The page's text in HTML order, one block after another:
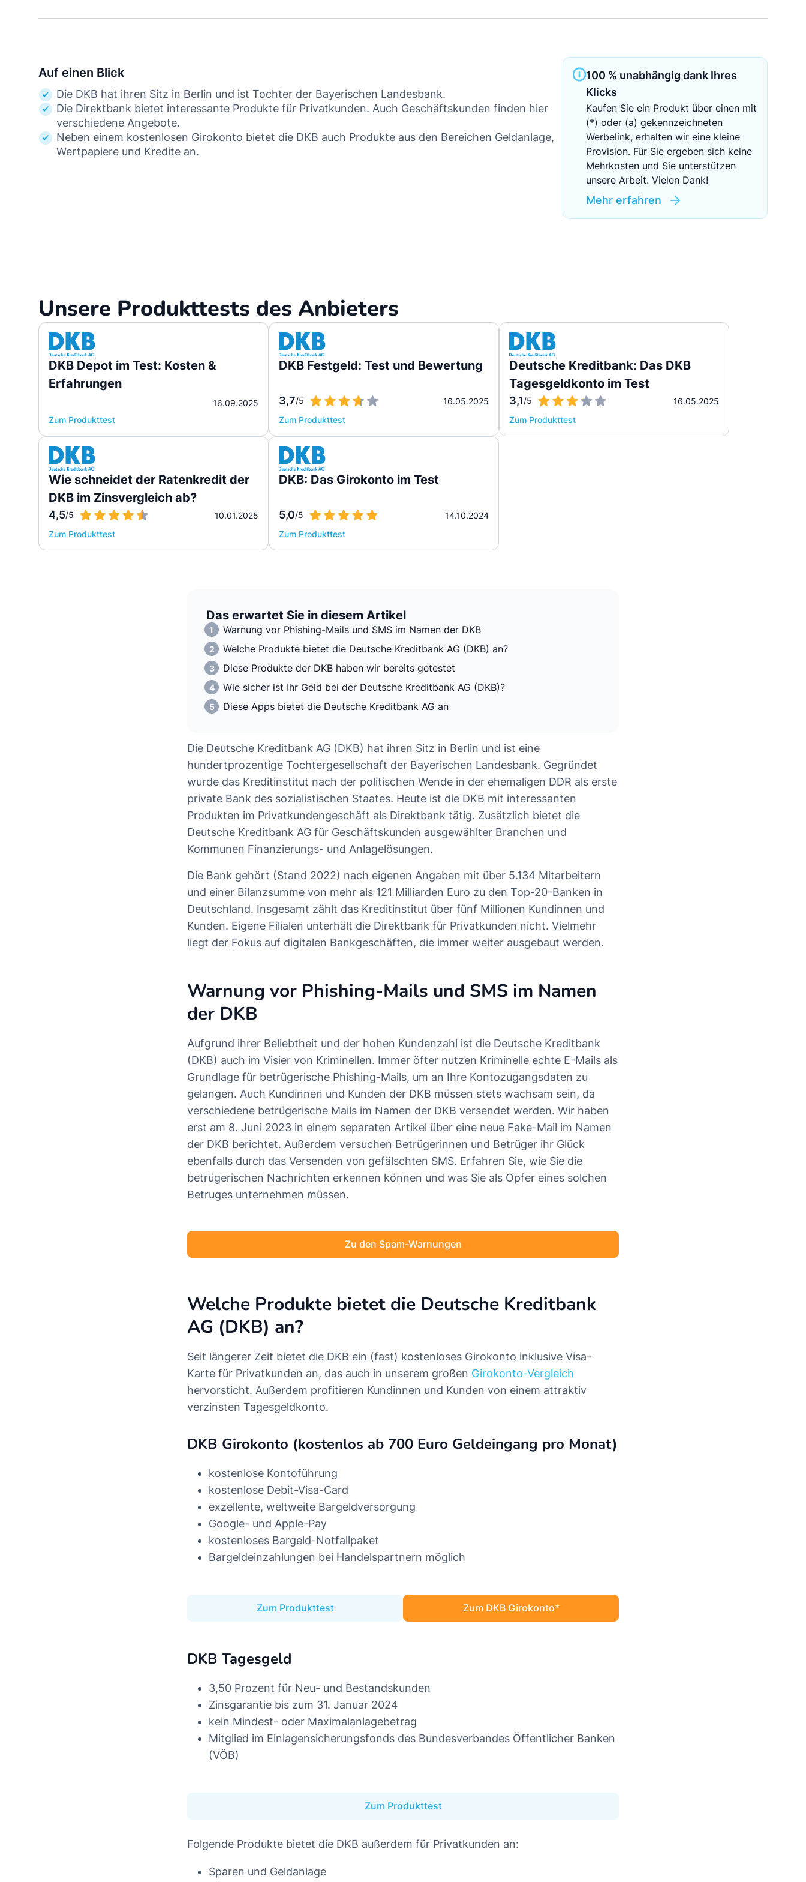
Sichere Geldanlagen
EZB-Leitzins
Auf einen Blick
Die DKB hat ihren Sitz in Berlin und ist Tochter der Bayerischen Landesbank.
Die Direktbank bietet interessante Produkte für Privatkunden. Auch Geschäftskunden finden hier
verschiedene Angebote.
Neben einem kostenlosen Girokonto bietet die DKB auch Produkte aus den Bereichen Geldanlage,
Wertpapiere und Kredite an.
100 % unabhängig dank Ihres
Klicks
Kaufen Sie ein Produkt über einen mit
(*) oder (a) gekennzeichneten
Werbelink, erhalten wir eine kleine
Provision. Für Sie ergeben sich keine
Mehrkosten und Sie unterstützen
unsere Arbeit. Vielen Dank!
Mehr erfahren
Unsere Produkttests des Anbieters
DKB Depot im Test: Kosten &
Erfahrungen
16.09.2025
Zum Produkttest
DKB Festgeld: Test und Bewertung
3,7/5
16.05.2025
Zum Produkttest
Deutsche Kreditbank: Das DKB
Tagesgeldkonto im Test
3,1/5
16.05.2025
Zum Produkttest
Wie schneidet der Ratenkredit der
DKB im Zinsvergleich ab?
4,5/5
10.01.2025
Zum Produkttest
DKB: Das Girokonto im Test
5,0/5
14.10.2024
Zum Produkttest
Das erwartet Sie in diesem Artikel
Warnung vor Phishing-Mails und SMS im Namen der DKB
Welche Produkte bietet die Deutsche Kreditbank AG (DKB) an?
Diese Produkte der DKB haben wir bereits getestet
Wie sicher ist Ihr Geld bei der Deutsche Kreditbank AG (DKB)?
Diese Apps bietet die Deutsche Kreditbank AG an
Die Deutsche Kreditbank AG (DKB) hat ihren Sitz in Berlin und ist eine
hundertprozentige Tochtergesellschaft der Bayerischen Landesbank. Gegründet
wurde das Kreditinstitut nach der politischen Wende in der ehemaligen DDR als erste
private Bank des sozialistischen Staates. Heute ist die DKB mit interessanten
Produkten im Privatkundengeschäft als Direktbank tätig. Zusätzlich bietet die
Deutsche Kreditbank AG für Geschäftskunden ausgewählter Branchen und
Kommunen Finanzierungs- und Anlagelösungen.
Die Bank gehört (Stand 2022) nach eigenen Angaben mit über 5.134 Mitarbeitern
und einer Bilanzsumme von mehr als 121 Milliarden Euro zu den Top-20-Banken in
Deutschland. Insgesamt zählt das Kreditinstitut über fünf Millionen Kundinnen und
Kunden. Eigene Filialen unterhält die Direktbank für Privatkunden nicht. Vielmehr
liegt der Fokus auf digitalen Bankgeschäften, die immer weiter ausgebaut werden.
Warnung vor Phishing-Mails und SMS im Namen
der DKB
Aufgrund ihrer Beliebtheit und der hohen Kundenzahl ist die Deutsche Kreditbank
(DKB) auch im Visier von Kriminellen. Immer öfter nutzen Kriminelle echte E-Mails als
Grundlage für betrügerische Phishing-Mails, um an Ihre Kontozugangsdaten zu
gelangen. Auch Kundinnen und Kunden der DKB müssen stets wachsam sein, da
verschiedene betrügerische Mails im Namen der DKB versendet werden. Wir haben
erst am 8. Juni 2023 in einem separaten Artikel über eine neue Fake-Mail im Namen
der DKB berichtet. Außerdem versuchen Betrügerinnen und Betrüger ihr Glück
ebenfalls durch das Versenden von gefälschten SMS. Erfahren Sie, wie Sie die
betrügerischen Nachrichten erkennen können und was Sie als Opfer eines solchen
Betruges unternehmen müssen.
Zu den Spam-Warnungen
Welche Produkte bietet die Deutsche Kreditbank
AG (DKB) an?
Seit längerer Zeit bietet die DKB ein (fast) kostenloses Girokonto inklusive Visa-
Karte für Privatkunden an, das auch in unserem großen Girokonto-Vergleich
hervorsticht. Außerdem profitieren Kundinnen und Kunden von einem attraktiv
verzinsten Tagesgeldkonto.
DKB Girokonto (kostenlos ab 700 Euro Geldeingang pro Monat)
kostenlose Kontoführung
kostenlose Debit-Visa-Card
exzellente, weltweite Bargeldversorgung
Google- und Apple-Pay
kostenloses Bargeld-Notfallpaket
Bargeldeinzahlungen bei Handelspartnern möglich
Zum Produkttest Zum DKB Girokonto
DKB Tagesgeld
3,50 Prozent für Neu- und Bestandskunden
Zinsgarantie bis zum 31. Januar 2024
kein Mindest- oder Maximalanlagebetrag
Mitglied im Einlagensicherungsfonds des Bundesverbandes Öffentlicher Banken
(VÖB)
Zum Produkttest
Folgende Produkte bietet die DKB außerdem für Privatkunden an:
Sparen und Geldanlage